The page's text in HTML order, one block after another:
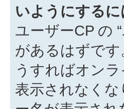
いようにするに
ユーザーCP の
があるはずで
うすればオン
表示されなく